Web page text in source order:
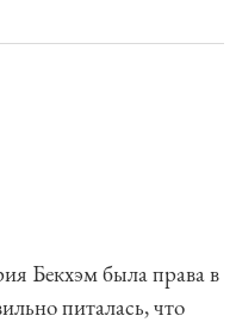
Бекхэм была права в
питалась, что